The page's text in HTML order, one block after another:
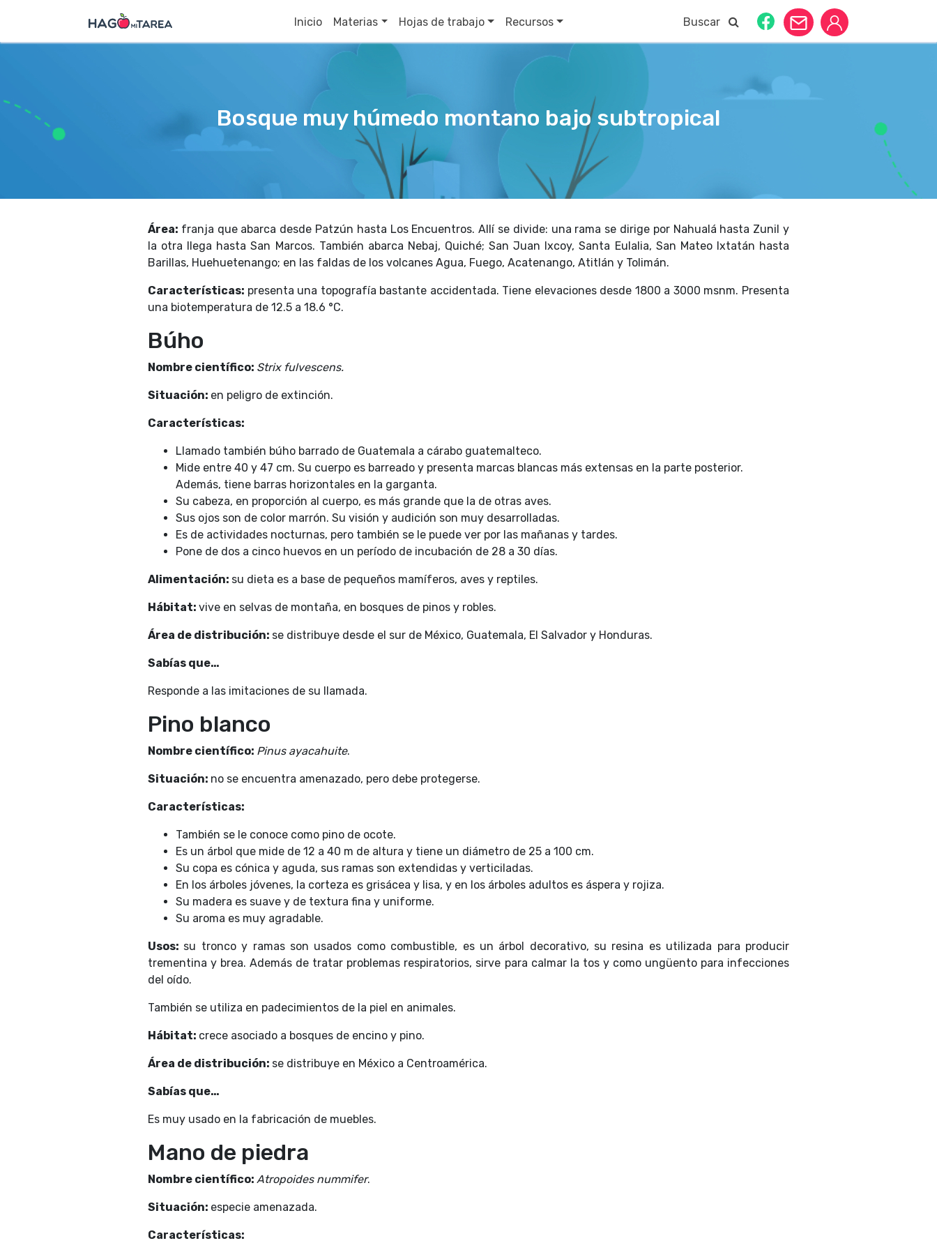
Inicio Materias Hojas de trabajo Recursos Buscar
Bosque muy húmedo montano bajo subtropical
Área: franja que abarca desde Patzún hasta Los Encuentros. Allí se divide: una rama se dirige por Nahualá hasta Zunil y
la otra llega hasta San Marcos. También abarca Nebaj, Quiché; San Juan Ixcoy, Santa Eulalia, San Mateo Ixtatán hasta
Barillas, Huehuetenango; en las faldas de los volcanes Agua, Fuego, Acatenango, Atitlán y Tolimán.
Características: presenta una topografía bastante accidentada. Tiene elevaciones desde 1800 a 3000 msnm. Presenta
una biotemperatura de 12.5 a 18.6 °C.
Búho
Nombre científico: Strix fulvescens.
Situación: en peligro de extinción.
Características:
Llamado también búho barrado de Guatemala a cárabo guatemalteco.
Mide entre 40 y 47 cm. Su cuerpo es barreado y presenta marcas blancas más extensas en la parte posterior.
Además, tiene barras horizontales en la garganta.
Su cabeza, en proporción al cuerpo, es más grande que la de otras aves.
Sus ojos son de color marrón. Su visión y audición son muy desarrolladas.
Es de actividades nocturnas, pero también se le puede ver por las mañanas y tardes.
Pone de dos a cinco huevos en un período de incubación de 28 a 30 días.
Alimentación: su dieta es a base de pequeños mamíferos, aves y reptiles.
Hábitat: vive en selvas de montaña, en bosques de pinos y robles.
Área de distribución: se distribuye desde el sur de México, Guatemala, El Salvador y Honduras.
Sabías que…
Responde a las imitaciones de su llamada.
Pino blanco
Nombre científico: Pinus ayacahuite.
Situación: no se encuentra amenazado, pero debe protegerse.
Características:
También se le conoce como pino de ocote.
Es un árbol que mide de 12 a 40 m de altura y tiene un diámetro de 25 a 100 cm.
Su copa es cónica y aguda, sus ramas son extendidas y verticiladas.
En los árboles jóvenes, la corteza es grisácea y lisa, y en los árboles adultos es áspera y rojiza.
Su madera es suave y de textura fina y uniforme.
Su aroma es muy agradable.
Usos: su tronco y ramas son usados como combustible, es un árbol decorativo, su resina es utilizada para producir
trementina y brea. Además de tratar problemas respiratorios, sirve para calmar la tos y como ungüento para infecciones
del oído.
También se utiliza en padecimientos de la piel en animales.
Hábitat: crece asociado a bosques de encino y pino.
Área de distribución: se distribuye en México a Centroamérica.
Sabías que…
Es muy usado en la fabricación de muebles.
Mano de piedra
Nombre científico: Atropoides nummifer.
Situación: especie amenazada.
Características: